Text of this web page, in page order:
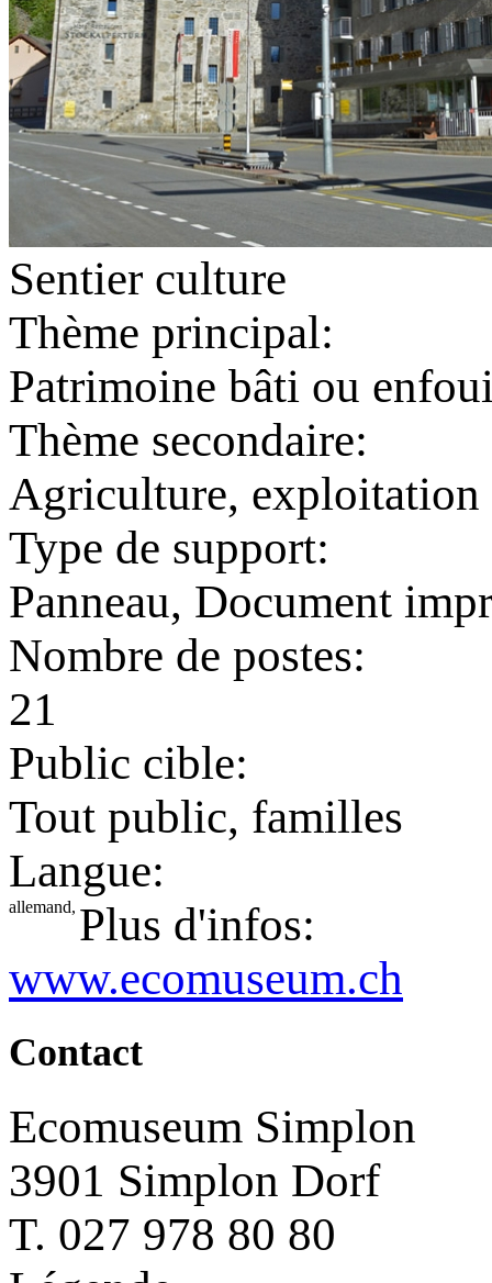
Sentier culture
Thème principal:
Patrimoine bâti ou
Thème secondaire:
Agriculture, exploitation
Type de support:
Panneau, Document
Nombre de postes:
21
Public cible:
Tout public, familles
Langue:
allemand, Plus d'infos:
www.ecomuseum.ch
Contact
Ecomuseum Simplon
3901 Simplon Dorf
T. 027 978 80 80